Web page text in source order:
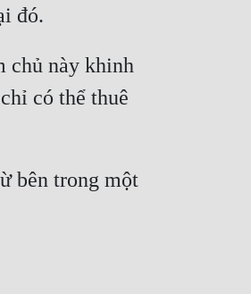
đó.
chủ này khinh
có thể thuê
bên trong một